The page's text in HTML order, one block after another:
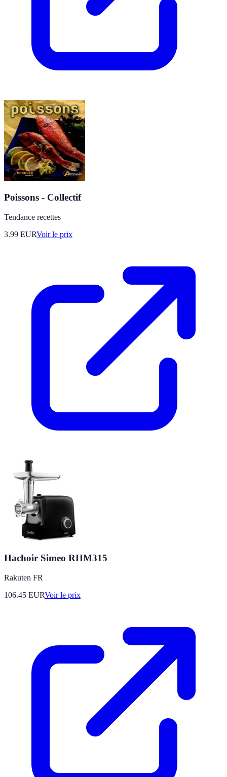
Poissons - Collectif
Tendance recettes
3.99 EURVoir le prix
Hachoir Simeo RHM315
Rakuten FR
106.45 EURVoir le prix